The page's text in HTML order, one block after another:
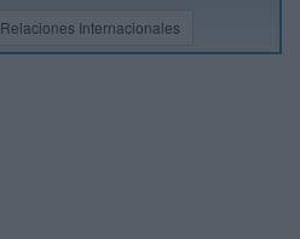
Relaciones Internacionales